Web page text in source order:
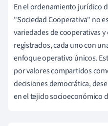
En el ordenamiento jurídico
"Sociedad Cooperativa" no
variedades de cooperativas
registrados, cada uno con
enfoque operativo únicos.
por valores compartidos
decisiones democrática,
en el tejido socioeconómico